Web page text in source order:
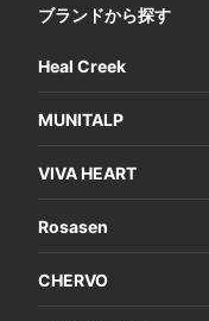
ブランドから探す
Heal Creek
MUNITALP
VIVA HEART
Rosasen
CHERVO